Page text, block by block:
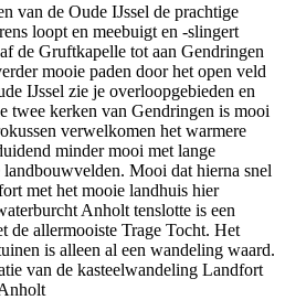
van de Oude IJssel de prachtige
loopt en meebuigt en -slingert
de Gruftkapelle tot aan Gendringen
mooie paden door het open veld
IJssel zie je overloopgebieden en
twee kerken van Gendringen is mooi
verwelkomen het warmere
minder mooi met lange
Mooi dat hierna snel
met het mooie landhuis hier
Anholt tenslotte is een
de allermooiste Trage Tocht. Het
is alleen al een wandeling waard.
van de kasteelwandeling Landfort